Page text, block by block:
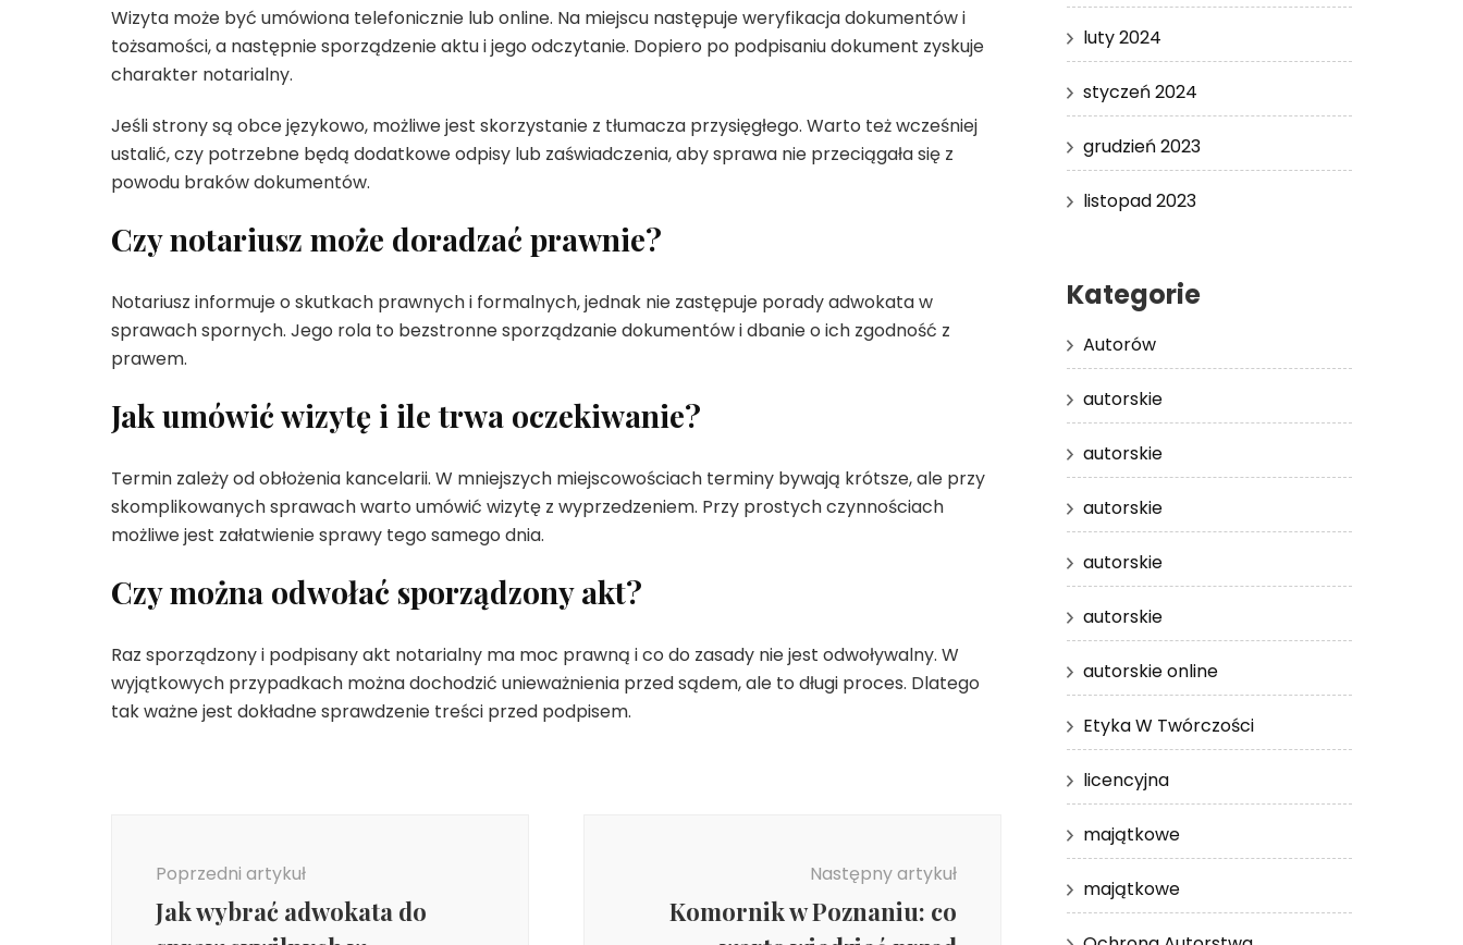
Wizyta może być umówiona telefonicznie lub online. Na miejscu następuje weryfikacja dokumentów i
tożsamości, a następnie sporządzenie aktu i jego odczytanie. Dopiero po podpisaniu dokument zyskuje
charakter notarialny.
Jeśli strony są obce językowo, możliwe jest skorzystanie z tłumacza przysięgłego. Warto też wcześniej
ustalić, czy potrzebne będą dodatkowe odpisy lub zaświadczenia, aby sprawa nie przeciągała się z
powodu braków dokumentów.
Czy notariusz może doradzać prawnie?
Notariusz informuje o skutkach prawnych i formalnych, jednak nie zastępuje porady adwokata w
sprawach spornych. Jego rola to bezstronne sporządzanie dokumentów i dbanie o ich zgodność z
prawem.
Jak umówić wizytę i ile trwa oczekiwanie?
Termin zależy od obłożenia kancelarii. W mniejszych miejscowościach terminy bywają krótsze, ale przy
skomplikowanych sprawach warto umówić wizytę z wyprzedzeniem. Przy prostych czynnościach
możliwe jest załatwienie sprawy tego samego dnia.
Czy można odwołać sporządzony akt?
Raz sporządzony i podpisany akt notarialny ma moc prawną i co do zasady nie jest odwoływalny. W
wyjątkowych przypadkach można dochodzić unieważnienia przed sądem, ale to długi proces. Dlatego
tak ważne jest dokładne sprawdzenie treści przed podpisem.
Poprzedni artykuł
Jak wybrać adwokata do
Następny artykuł
Komornik w Poznaniu: co
luty 2024
styczeń 2024
grudzień 2023
listopad 2023
Kategorie
Autorów
autorskie
autorskie
autorskie
autorskie
autorskie
autorskie online
Etyka W Twórczości
licencyjna
majątkowe
majątkowe